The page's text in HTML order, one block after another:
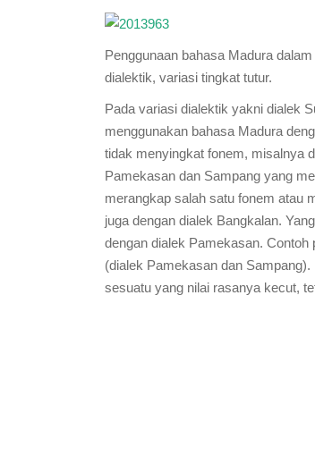
Penggunaan bahasa Madura
dialektik, variasi tingkat tutur.
Pada variasi dialektik yakni dialek
menggunakan bahasa Madura
tidak menyingkat fonem, misalnya
Pamekasan dan Sampang yang
merangkap salah satu fonem atau
juga dengan dialek Bangkalan.
dengan dialek Pamekasan. Contoh
(dialek Pamekasan dan Sampang).
sesuatu yang nilai rasanya kecut,